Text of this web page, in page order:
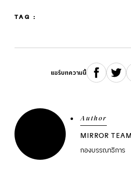
TAG :
แชร์บทความนี้
Author
MIRROR TEAM
กองบรรณาธิการ